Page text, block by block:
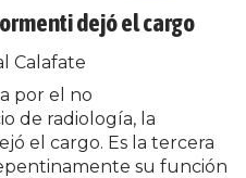
dejó el cargo
Calafate
por el no
de radiología, la
el cargo. Es la tercera
su función